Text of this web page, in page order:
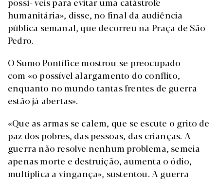
humanitária», disse, no final da audiência
pública semanal, que decorreu na Praça de São
Pedro.
O Sumo Pontífice mostrou-se preocupado
com «o possível alargamento do conflito,
enquanto no mundo tantas frentes de guerra
estão já abertas».
«Que as armas se calem, que se escute o grito de
paz dos pobres, das pessoas, das crianças. A
guerra não resolve nenhum problema, semeia
apenas morte e destruição, aumenta o ódio,
multiplica a vingança», sustentou. A guerra